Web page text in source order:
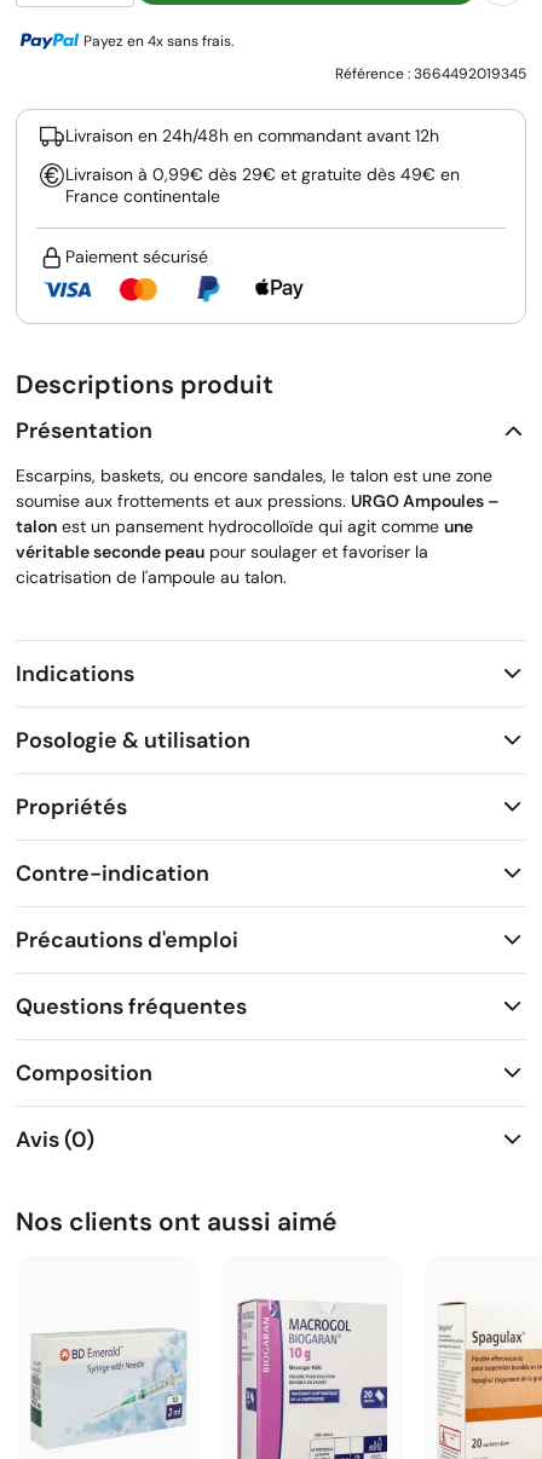
Payez en 4x sans frais.
Référence :3664492019345
Livraison en 24h/48h en commandant avant 12h
Livraison à 0,99€ dès 29€ et gratuite dès 49€ en
France continentale
Paiement sécurisé
Descriptions produit
Présentation
Escarpins, baskets, ou encore sandales, le talon est une zone
soumise aux frottements et aux pressions. URGO Ampoules –
talon est un pansement hydrocolloïde qui agit comme une
véritable seconde peau pour soulager et favoriser la
cicatrisation de l'ampoule au talon.
Indications
Posologie & utilisation
Propriétés
Contre-indication
Précautions d'emploi
Questions fréquentes
Composition
Avis (0)
Nos clients ont aussi aimé